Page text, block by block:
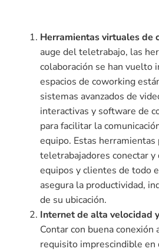
Herramientas virtuales de
auge del teletrabajo, las
colaboración se han vuelto
espacios de coworking
sistemas avanzados de
interactivas y software de
para facilitar la
equipo. Estas
teletrabajadores conectar y
equipos y clientes de todo
asegura la productividad,
de su ubicación.
Internet de alta velocidad
Contar con buena conexión
requisito imprescindible en